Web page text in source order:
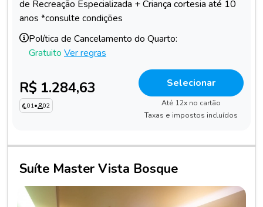
de Recreação Especializada + Criança cortesia até 10
anos *consulte condições
Política de Cancelamento do Quarto:
Gratuito Ver regras
R$ 1.284,63
01• 02
Selecionar
Até 12x no cartão
Taxas e impostos incluídos
Suíte Master Vista Bosque